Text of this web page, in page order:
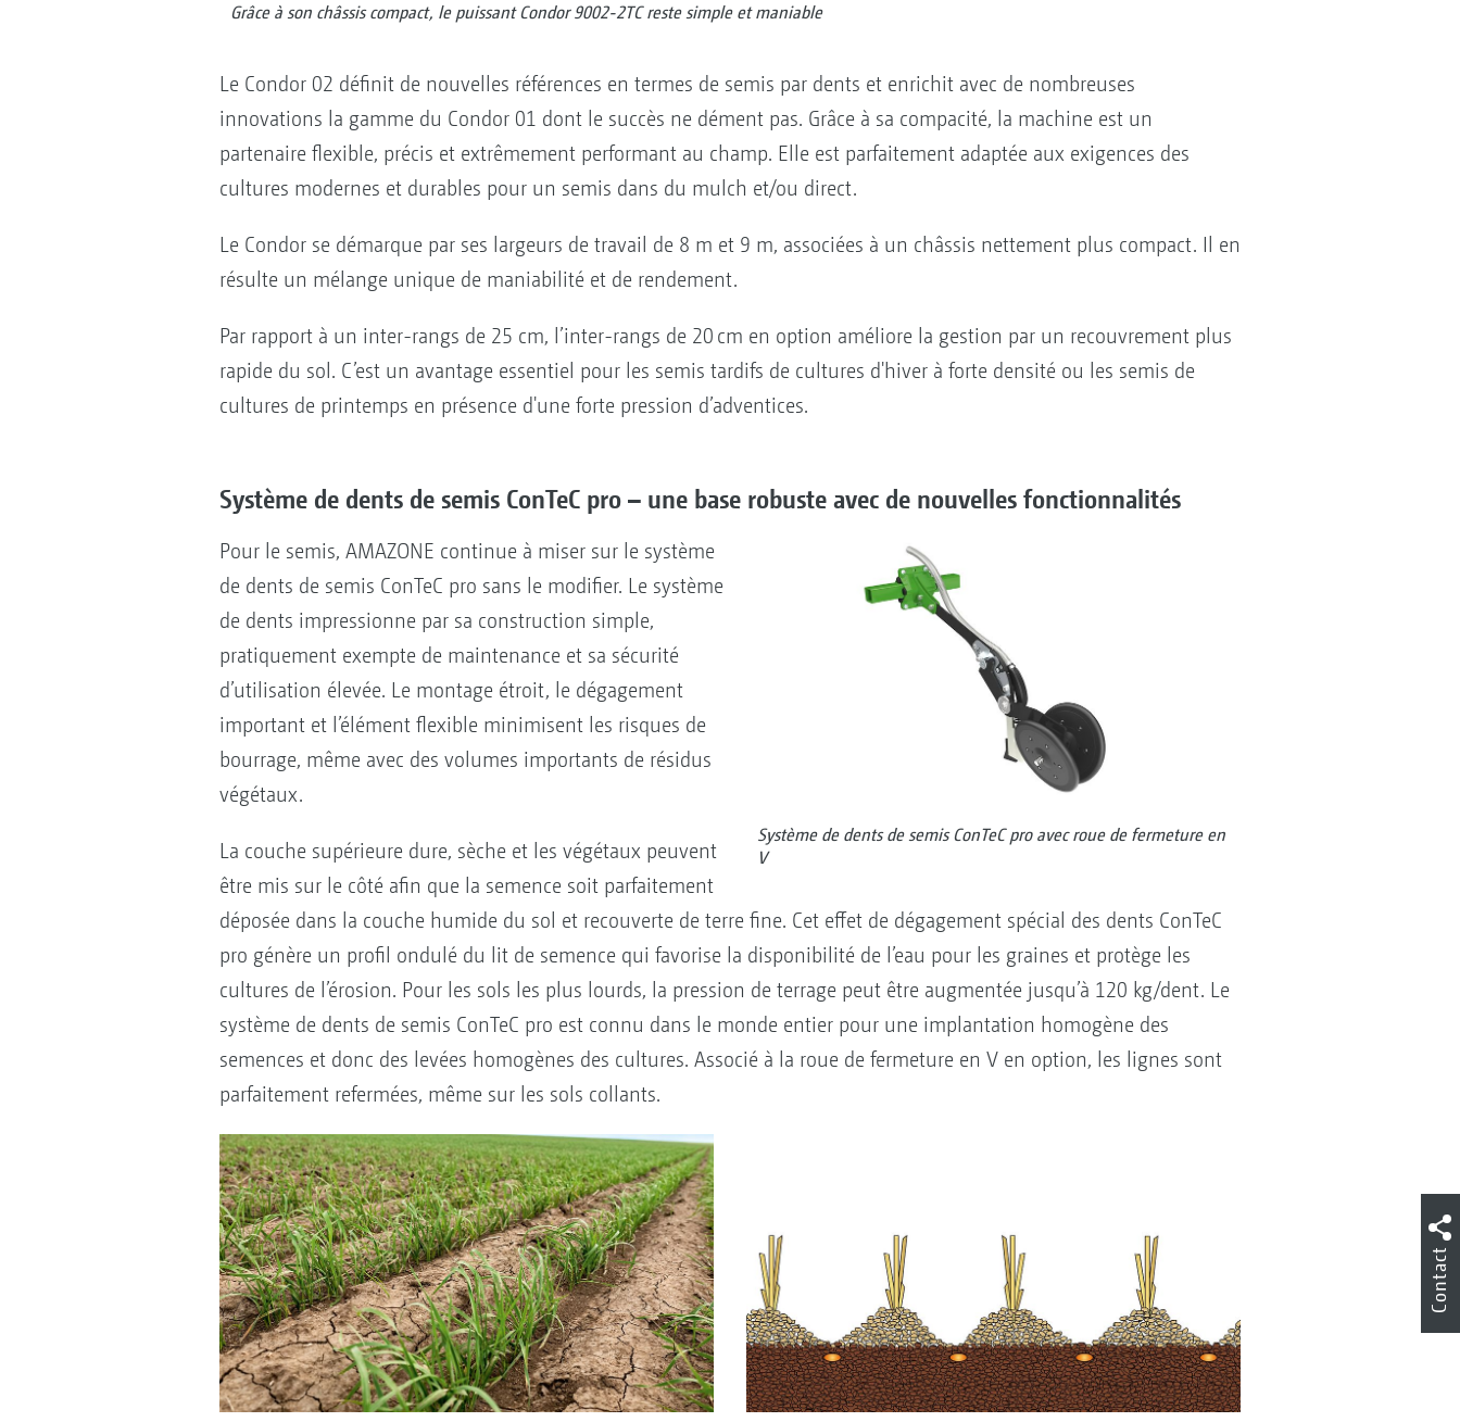
Grâce à son châssis compact, le puissant Condor 9002-2TC reste simple et maniable
Le Condor 02 définit de nouvelles références en termes de semis par dents et enrichit avec de nombreuses
innovations la gamme du Condor 01 dont le succès ne dément pas. Grâce à sa compacité, la machine est un
partenaire flexible, précis et extrêmement performant au champ. Elle est parfaitement adaptée aux exigences des
cultures modernes et durables pour un semis dans du mulch et/ou direct.
Le Condor se démarque par ses largeurs de travail de 8 m et 9 m, associées à un châssis nettement plus compact. Il en
résulte un mélange unique de maniabilité et de rendement.
Par rapport à un inter-rangs de 25 cm, l’inter-rangs de 20 cm en option améliore la gestion par un recouvrement plus
rapide du sol. C’est un avantage essentiel pour les semis tardifs de cultures d'hiver à forte densité ou les semis de
cultures de printemps en présence d'une forte pression d’adventices.
Système de dents de semis ConTeC pro – une base robuste avec de nouvelles fonctionnalités
Système de dents de semis ConTeC pro avec roue de fermeture en
V
Pour le semis, AMAZONE continue à miser sur le système
de dents de semis ConTeC pro sans le modifier. Le système
de dents impressionne par sa construction simple,
pratiquement exempte de maintenance et sa sécurité
d’utilisation élevée. Le montage étroit, le dégagement
important et l’élément flexible minimisent les risques de
bourrage, même avec des volumes importants de résidus
végétaux.
La couche supérieure dure, sèche et les végétaux peuvent
être mis sur le côté afin que la semence soit parfaitement
déposée dans la couche humide du sol et recouverte de terre fine. Cet effet de dégagement spécial des dents ConTeC
pro génère un profil ondulé du lit de semence qui favorise la disponibilité de l’eau pour les graines et protège les
cultures de l’érosion. Pour les sols les plus lourds, la pression de terrage peut être augmentée jusqu’à 120 kg/dent. Le
système de dents de semis ConTeC pro est connu dans le monde entier pour une implantation homogène des
semences et donc des levées homogènes des cultures. Associé à la roue de fermeture en V en option, les lignes sont
parfaitement refermées, même sur les sols collants.
Contact